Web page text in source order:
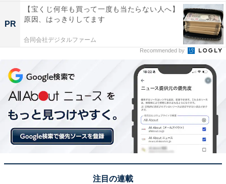
ネーミングと、フルーティで個性的な味わいが、圧倒的
な支持を集め1位となりました。従来の日本酒のイメー
ジを覆すモダンな酒造りが、特に若い世代や日本酒初心
者にも広くアピールし、「飲んでみたい」という強い関
心を集めました。
回答者からは「後味がしっかりしていて美味しいから」
（20代女性／栃木県 ）、「見た目も含め日本酒の概念を
壊してくれたお酒。他の同じく飲みやすい日本酒のた
め」（30代女性／東京都）、「洋酒のような名前が独特
でどんなお酒か気になるから」（50代女性／京都府）と
PR
【宝くじ何年も買って一度も当たらない人へ】
原因、はっきりしてます
合同会社デジタルファーム
Recommended by
注目の連載